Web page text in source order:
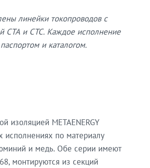
линейки токопроводов с
СТА и СТС. Каждое исполнение
и каталогом.
изоляцией METAENERGY
исполнениях по материалу
и медь. Обе серии имеют
монтируются из секций